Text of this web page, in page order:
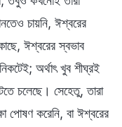
চায়নি, ঈশ্বরের
ঈশ্বরের স্বভাব
অর্থাৎ খুব শীঘ্রই
চলেছে। সেহেতু, তারা
পোষণ করেনি, বা ঈশ্বরের